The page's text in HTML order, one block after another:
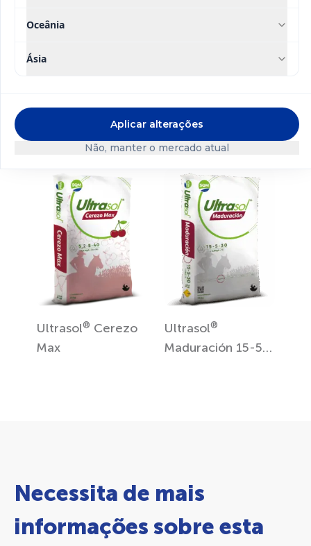
Oceânia
Ásia
Não, manter o mercado atual
Aplicar alterações
Ultrasol Balance
Veg 13-6-18 +
Ultrasol Balance
Gen 11-8-22 +
Ultrasol® Cerezo
Max
Ultrasol®
Maduración 15-5-
Necessita de mais
informações sobre esta